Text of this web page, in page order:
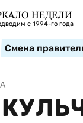
НЕДЕЛИ
с 1994-го года
Смена